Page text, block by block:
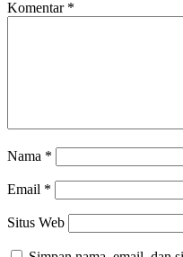
Komentar *
Nama *
Email *
Situs Web